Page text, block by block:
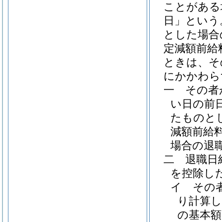
ことがあ
日」という
とした場
定減額前
ときは、
にかかわ
一
その
い日の前
たものと
減額前給
場合の退
二
退職日
を控除し
イ
その
り計算
の基本